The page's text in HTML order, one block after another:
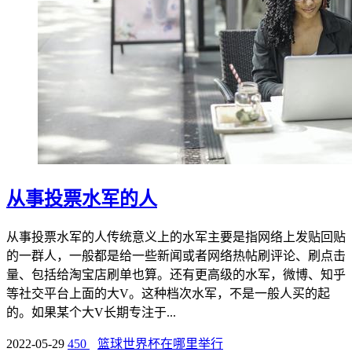
从事投票水军的人
从事投票水军的人传统意义上的水军主要是指网络上发贴回贴
的一群人，一般都是给一些新闻或者网络热帖刷评论、刷点击
量、包括给淘宝店刷单也算。还有更高级的水军，微博、知乎
等社交平台上面的大V。这种档次水军，不是一般人买的起
的。如果某个大V长期专注于...
2022-05-29 450 篮球世界杯在哪里举行